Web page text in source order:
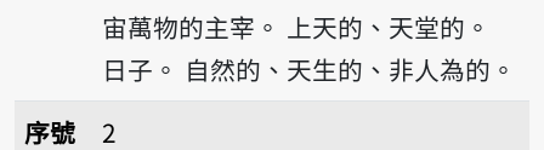
宙萬物的主宰。 上天的、天堂的。
日子。 自然的、天生的、非人為的。
序號2天
序號
2